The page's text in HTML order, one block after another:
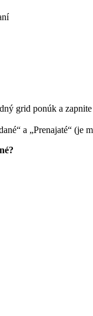
grid ponúk a
a „Prenajaté“ (je